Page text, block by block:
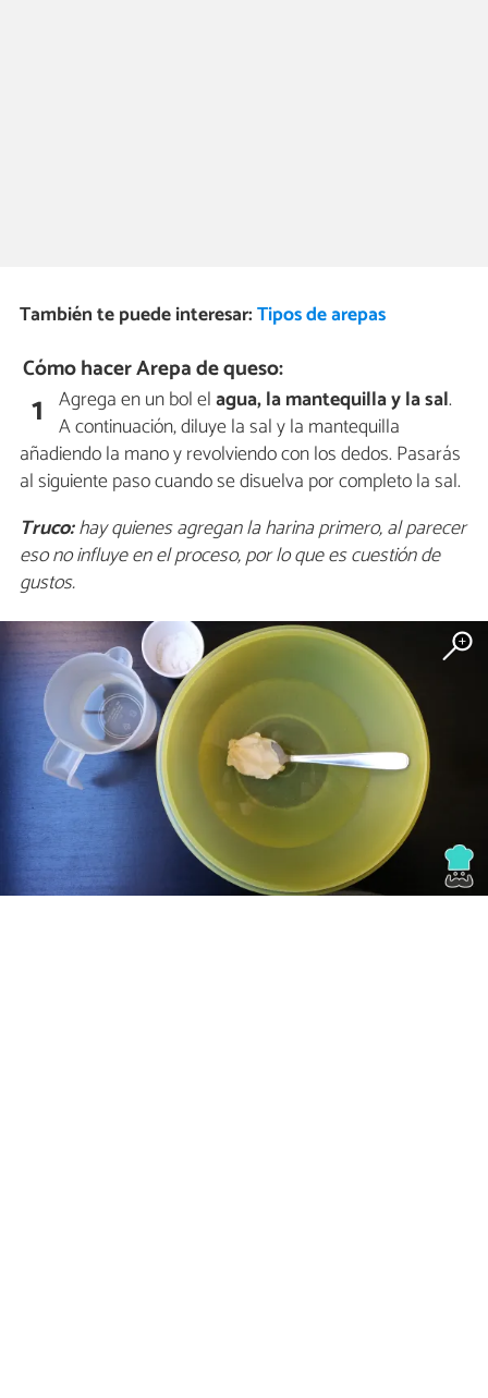
También te puede interesar:Tipos de arepas
Cómo hacer Arepa de queso:
1 Agrega en un bol elagua, la mantequilla y la sal.
A continuación, diluye la sal y la mantequilla
añadiendo la mano y revolviendo con los dedos. Pasarás
al siguiente paso cuando se disuelva por completo la sal.
Truco:hay quienes agregan la harina primero, al parecer
eso no influye en el proceso, por lo que es cuestión de
gustos.